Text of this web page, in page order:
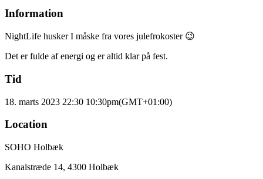
Information
NightLife husker I måske fra vores julefrokoster 😉
Det er fulde af energi og er altid klar på fest.
Tid
18. marts 2023 22:30 10:30pm(GMT+01:00)
Location
SOHO Holbæk
Kanalstræde 14, 4300 Holbæk